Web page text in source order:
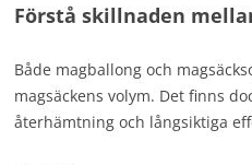
Förstå skillnaden
Både magballong och
magsäckens volym. Det finns
återhämtning och långsiktiga